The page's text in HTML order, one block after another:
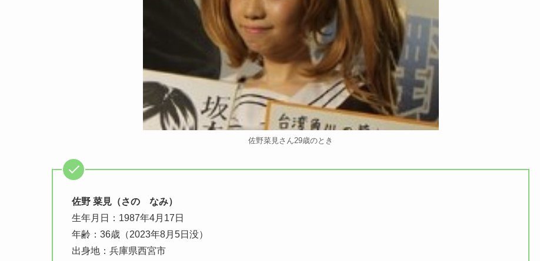
佐野菜見さん29歳のとき
佐野 菜見（さの なみ）
生年月日：1987年4月17日
年齢：36歳（2023年8月5日没）
出身地：兵庫県西宮市